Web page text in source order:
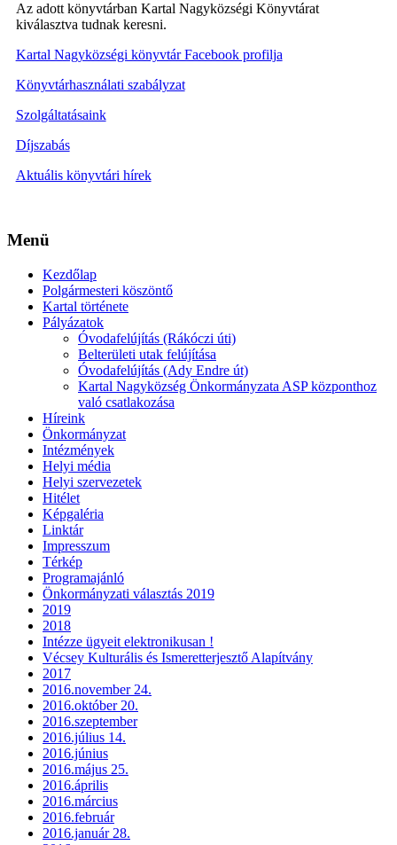
Az adott könyvtárban Kartal Nagyközségi Könyvtárat
kiválasztva tudnak keresni.
Kartal Nagyközségi könyvtár Facebook profilja
Könyvtárhasználati szabályzat
Szolgáltatásaink
Díjszabás
Aktuális könyvtári hírek
Menü
Kezdőlap
Polgármesteri köszöntő
Kartal története
Pályázatok
Óvodafelújítás (Rákóczi úti)
Belterületi utak felújítása
Óvodafelújítás (Ady Endre út)
Kartal Nagyközség Önkormányzata ASP központhoz
való csatlakozása
Híreink
Önkormányzat
Intézmények
Helyi média
Helyi szervezetek
Hitélet
Képgaléria
Linktár
Impresszum
Térkép
Programajánló
Önkormányzati választás 2019
2019
2018
Intézze ügyeit elektronikusan !
Vécsey Kulturális és Ismeretterjesztő Alapítvány
2017
2016.november 24.
2016.október 20.
2016.szeptember
2016.július 14.
2016.június
2016.május 25.
2016.április
2016.március
2016.február
2016.január 28.